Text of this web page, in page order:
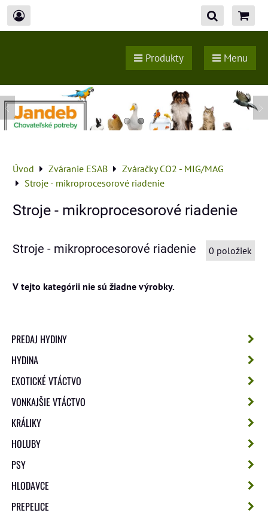
Produkty Menu
Úvod Zváranie ESAB
Zváračky CO2 - MIG/MAG
Stroje - mikroprocesorové riadenie
Stroje - mikroprocesorové riadenie
Stroje - mikroprocesorové riadenie 0 položiek
PREDAJ HYDINY
HYDINA
EXOTICKÉ VTÁCTVO
VONKAJŠIE VTÁCTVO
KRÁLIKY
HOLUBY
PSY
HLODAVCE
PREPELICE